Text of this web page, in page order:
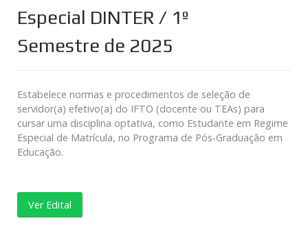
Especial DINTER / 1º
Semestre de 2025
Estabelece normas e procedimentos de seleção de
servidor(a) efetivo(a) do IFTO (docente ou TEAs) para
cursar uma disciplina optativa, como Estudante em Regime
Especial de Matrícula, no Programa de Pós-Graduação em
Educação.
Ver Edital